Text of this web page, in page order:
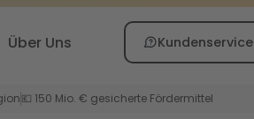
Über Uns Kundenservice
💶 150 Mio. € gesicherte Fördermittel